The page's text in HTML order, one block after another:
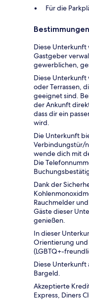
Für die
Bestimmungen
Diese Unterkunft
Gastgeber
gewerblichen,
Diese
oder Terrassen,
geeignet sind.
der Ankunft
dass dir ein
wird.
Die Unterkunft
Verbindungstür/
wende dich mit
Die
Dank der
Rauchmelder
Gäste dieser
genießen.
In dieser
Orientierung
(LGBTQ+-
Diese
Bargeld.
Akzeptierte
Express, Diners